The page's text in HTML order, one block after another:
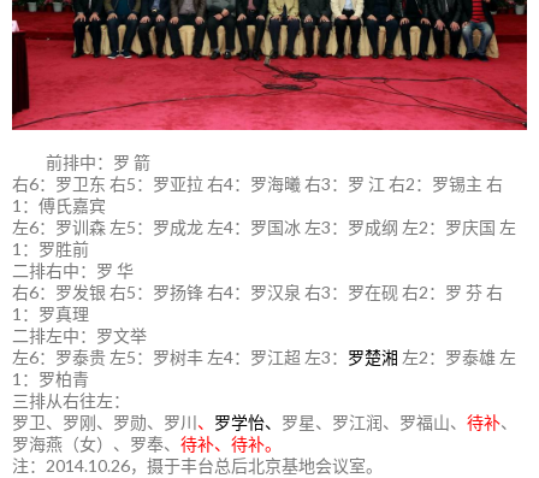
前排中：罗 箭
右6：罗卫东 右5：罗亚拉 右4：罗海曦 右3：罗 江 右2：罗锡主 右
1：傅氏嘉宾
左6：罗训森 左5：罗成龙 左4：罗国冰 左3：罗成纲 左2：罗庆国 左
1：罗胜前
二排右中：罗 华
右6：罗发银 右5：罗扬锋 右4：罗汉泉 右3：罗在砚 右2：罗 芬 右
1：罗真理
二排左中：罗文举
左6：罗泰贵 左5：罗树丰 左4：罗江超 左3： 罗楚湘 左2：罗泰雄 左
1：罗柏青
三排从右往左：
罗卫、罗刚、罗勋、罗川 、 罗学怡、 罗星、罗江润、罗福山、 待补、
罗海燕（女）、罗奉、 待补、待补。
注：2014.10.26，摄于丰台总后北京基地会议室。